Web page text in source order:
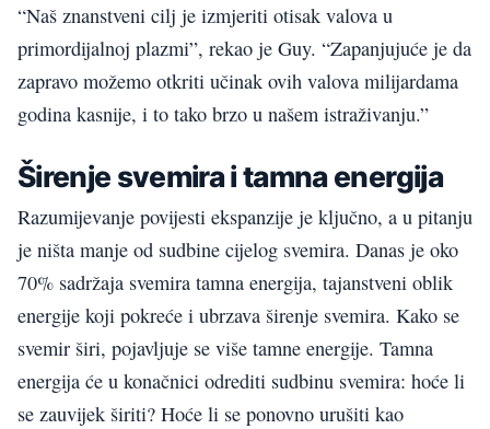
“Naš znanstveni cilj je izmjeriti otisak valova u
primordijalnoj plazmi”, rekao je Guy. “Zapanjujuće je da
zapravo možemo otkriti učinak ovih valova milijardama
godina kasnije, i to tako brzo u našem istraživanju.”
Širenje svemira i tamna energija
Razumijevanje povijesti ekspanzije je ključno, a u pitanju
je ništa manje od sudbine cijelog svemira. Danas je oko
70% sadržaja svemira tamna energija, tajanstveni oblik
energije koji pokreće i ubrzava širenje svemira. Kako se
svemir širi, pojavljuje se više tamne energije. Tamna
energija će u konačnici odrediti sudbinu svemira: hoće li
se zauvijek širiti? Hoće li se ponovno urušiti kao